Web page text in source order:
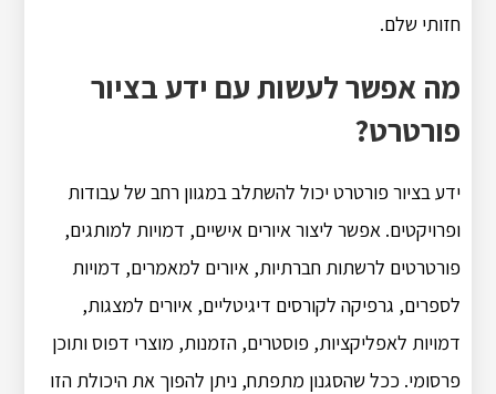
חזותי שלם.
מה אפשר לעשות עם ידע בציור
פורטרט?
ידע בציור פורטרט יכול להשתלב במגוון רחב של עבודות
ופרויקטים. אפשר ליצור איורים אישיים, דמויות למותגים,
פורטרטים לרשתות חברתיות, איורים למאמרים, דמויות
לספרים, גרפיקה לקורסים דיגיטליים, איורים למצגות,
דמויות לאפליקציות, פוסטרים, הזמנות, מוצרי דפוס ותוכן
פרסומי. ככל שהסגנון מתפתח, ניתן להפוך את היכולת הזו